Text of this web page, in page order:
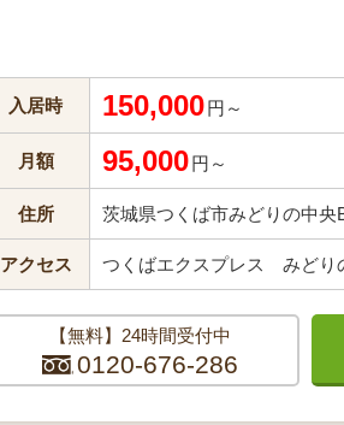
入居時 150,000円～
月額 95,000円～
住所 茨城県つくば市みどりの中央
アクセス つくばエクスプレス みどり
【無料】24時間受付中
0120-676-286